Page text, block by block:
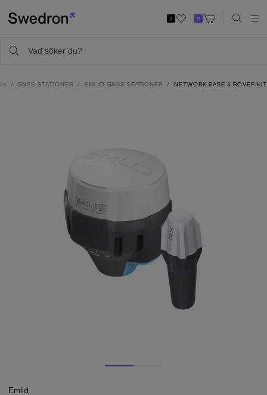
0 0
GNSS-STATIONER EMLID GNSS-STATIONER NETWORK BASE & ROVER KIT
Emlid